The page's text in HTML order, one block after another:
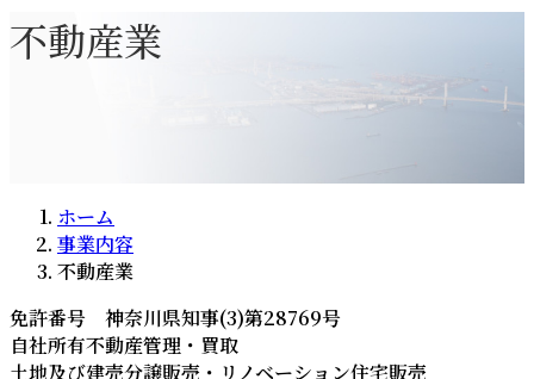
不動産業
ホーム
事業内容
不動産業
免許番号 神奈川県知事(3)第28769号
自社所有不動産管理・買取
土地及び建売分譲販売・リノベーション住宅販売